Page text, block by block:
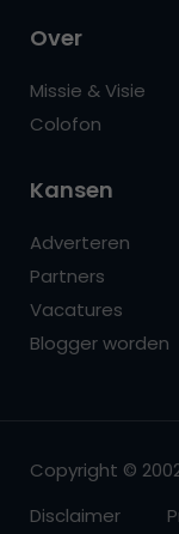
Over
Missie & Visie
Colofon
Kansen
Adverteren
Partners
Vacatures
Blogger worden
Copyright ©
Disclaimer